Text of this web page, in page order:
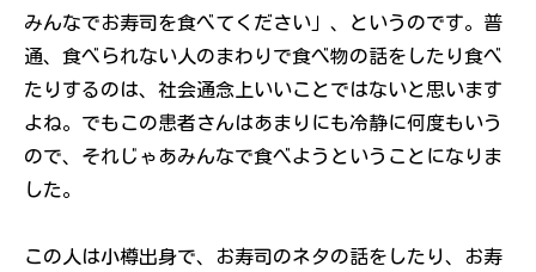
みんなでお寿司を食べてください」、というのです。普
通、食べられない人のまわりで食べ物の話をしたり食べ
たりするのは、社会通念上いいことではないと思います
よね。でもこの患者さんはあまりにも冷静に何度もいう
ので、それじゃあみんなで食べようということになりま
した。
この人は小樽出身で、お寿司のネタの話をしたり、お寿